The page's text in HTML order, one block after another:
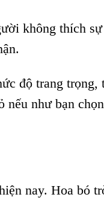
không thích
độ trang trọng,
như bạn
nay. Hoa bó